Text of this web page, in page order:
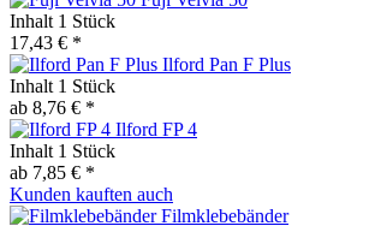
Inhalt 1 Stück
17,43 € *
Ilford Pan F Plus
Inhalt 1 Stück
ab 8,76 € *
Ilford FP 4
Inhalt 1 Stück
ab 7,85 € *
Kunden kauften auch
Filmklebebänder